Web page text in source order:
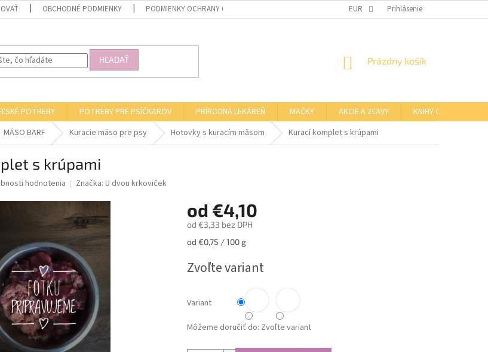
OBCHODNÉ PODMIENKY PODMIENKY OCHRANY OSOBNÝCH ÚDAJOV OTVÁRACIE HODINY KAMENNEJ PREDAJNE
EUR Prihlásenie
HĽADAŤ
NÁKUPNÝ
Prázdny košík
POTREBY POTREBY PRE PSÍČKAROV PRÍRODNÁ LEKÁREŇ MAČKY AKCIE A ZĽAVY
KNIHY O BARFE
MÄSO BARF Kuracie mäso pre psy Hotovky s kuracím mäsom Kurací komplet s krúpami
s krúpami
hodnotenia Značka: U dvou krkoviček
od €4,10
od €3,33 bez DPH
Jednotková
od €0,75 / 100 g
Zvoľte variant
Variant
Môžeme doručiť do: Zvoľte variant